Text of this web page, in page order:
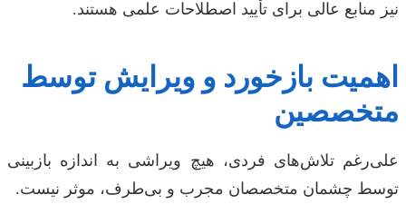
نیز منابع عالی برای تأیید اصطلاحات علمی هستند.
اهمیت بازخورد و ویرایش توسط
متخصصین
علی‌رغم تلاش‌های فردی، هیچ ویراشی به اندازه بازبینی
توسط چشمان متخصصان مجرب و بی‌طرف، موثر نیست.